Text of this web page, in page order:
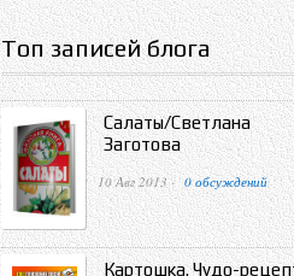
Топ записей блога
Салаты/Светлана
Заготова
10 Авг 2013 · 0 обсуждений
Картошка. Чудо-